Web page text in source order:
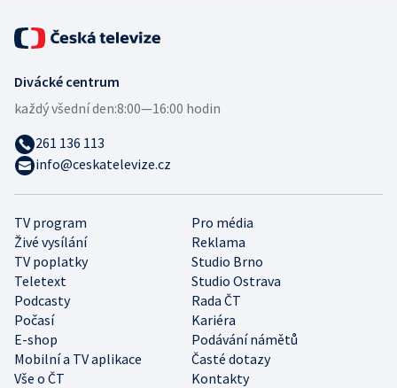
TV program
Pro média
Živé vysílání
Reklama
TV poplatky
Studio Brno
Teletext
Studio Ostrava
Podcasty
Rada ČT
Počasí
Kariéra
E-shop
Podávání námětů
Mobilní a TV aplikace
Časté dotazy
Vše o ČT
Kontakty
Divácké centrum
každý všední den:8:00—16:00 hodin
261 136 113
info@ceskatelevize.cz